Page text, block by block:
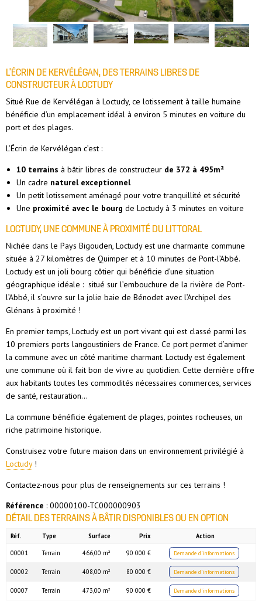
L’ÉCRIN DE KERVÉLÉGAN, DES TERRAINS LIBRES DE
CONSTRUCTEUR À LOCTUDY
Situé Rue de Kervélégan à Loctudy, ce lotissement à taille humaine
bénéficie d’un emplacement idéal à environ 5 minutes en voiture du
port et des plages.
L’Écrin de Kervélégan c’est :
10 terrains à bâtir libres de constructeur de 372 à 495m²
Un cadre naturel exceptionnel
Un petit lotissement aménagé pour votre tranquillité et sécurité
Une proximité avec le bourg de Loctudy à 3 minutes en voiture
LOCTUDY, UNE COMMUNE À PROXIMITÉ DU LITTORAL
Nichée dans le Pays Bigouden, Loctudy est une charmante commune
située à 27 kilomètres de Quimper et à 10 minutes de Pont-l’Abbé.
Loctudy est un joli bourg côtier qui bénéficie d’une situation
géographique idéale : situé sur l’embouchure de la rivière de Pont-
l’Abbé, il s’ouvre sur la jolie baie de Bénodet avec l’Archipel des
Glénans à proximité !
En premier temps, Loctudy est un port vivant qui est classé parmi les
10 premiers ports langoustiniers de France. Ce port permet d’animer
la commune avec un côté maritime charmant. Loctudy est également
une commune où il fait bon de vivre au quotidien. Cette dernière offre
aux habitants toutes les commodités nécessaires commerces, services
de santé, restauration…
La commune bénéficie également de plages, pointes rocheuses, un
riche patrimoine historique.
Construisez votre future maison dans un environnement privilégié à
Loctudy!
Contactez-nous pour plus de renseignements sur ces terrains !
Référence : 00000100-TC000000903
DÉTAIL DES TERRAINS À BÂTIR DISPONIBLES OU EN OPTION
Réf. Type Surface Prix Action
00001 Terrain 466,00 m² 90 000 € Demande d’informations
00002 Terrain 408,00 m² 80 000 € Demande d’informations
00007 Terrain 473,00 m² 90 000 € Demande d’informations